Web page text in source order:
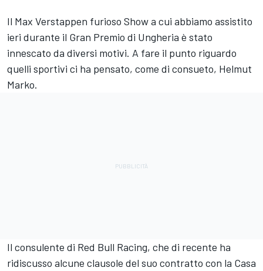
Il Max Verstappen furioso Show a cui abbiamo assistito
ieri durante il Gran Premio di Ungheria è stato
innescato da diversi motivi. A fare il punto riguardo
quelli sportivi ci ha pensato, come di consueto, Helmut
Marko.
Il consulente di Red Bull Racing, che di recente ha
ridiscusso alcune clausole del suo contratto con la Casa